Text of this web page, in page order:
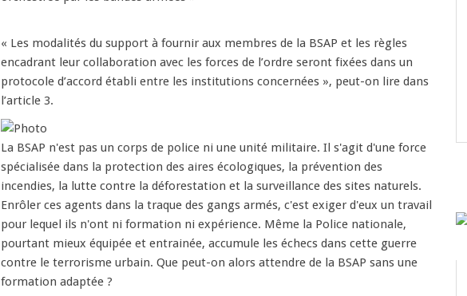
« Les modalités du support à fournir aux membres de la BSAP et les règles
encadrant leur collaboration avec les forces de l’ordre seront fixées dans un
protocole d’accord établi entre les institutions concernées », peut-on lire dans
l’article 3.
La BSAP n'est pas un corps de police ni une unité militaire. Il s'agit d'une force
spécialisée dans la protection des aires écologiques, la prévention des
incendies, la lutte contre la déforestation et la surveillance des sites naturels.
Enrôler ces agents dans la traque des gangs armés, c'est exiger d'eux un travail
pour lequel ils n'ont ni formation ni expérience. Même la Police nationale,
pourtant mieux équipée et entrainée, accumule les échecs dans cette guerre
contre le terrorisme urbain. Que peut-on alors attendre de la BSAP sans une
formation adaptée ?